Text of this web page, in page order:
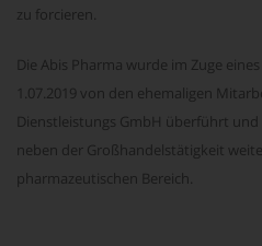
zu forcieren.
Die Abis Pharma wurde im Zuge
1.07.2019 von den ehemaligen
Dienstleistungs GmbH überführt
neben der Großhandelstätigkeit
pharmazeutischen Bereich.